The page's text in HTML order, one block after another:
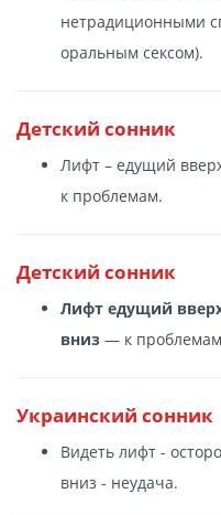
нетрадиционными
оральным сексом).
Детский сонник
Лифт – едущий
к проблемам.
Детский сонник
Лифт едущий
вниз — к проблемам
Украинский сонник
Видеть лифт -
вниз - неудача.